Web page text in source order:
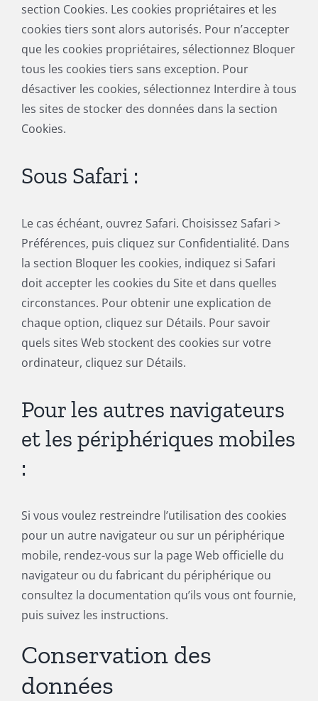
section Cookies. Les cookies propriétaires et les
cookies tiers sont alors autorisés. Pour n’accepter
que les cookies propriétaires, sélectionnez Bloquer
tous les cookies tiers sans exception. Pour
désactiver les cookies, sélectionnez Interdire à tous
les sites de stocker des données dans la section
Cookies.
Sous Safari :
Le cas échéant, ouvrez Safari. Choisissez Safari >
Préférences, puis cliquez sur Confidentialité. Dans
la section Bloquer les cookies, indiquez si Safari
doit accepter les cookies du Site et dans quelles
circonstances. Pour obtenir une explication de
chaque option, cliquez sur Détails. Pour savoir
quels sites Web stockent des cookies sur votre
ordinateur, cliquez sur Détails.
Pour les autres navigateurs
et les périphériques mobiles
:
Si vous voulez restreindre l’utilisation des cookies
pour un autre navigateur ou sur un périphérique
mobile, rendez-vous sur la page Web officielle du
navigateur ou du fabricant du périphérique ou
consultez la documentation qu’ils vous ont fournie,
puis suivez les instructions.
Conservation des
données